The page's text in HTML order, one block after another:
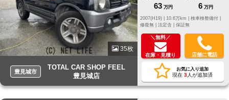
35枚
豊見城市
TOTAL CAR SHOP FEEL
豊見城店
63 万円 6 万円
修復無 | 法定含 | 保証無
＼無料／
在庫・見積り 店舗に電話
お気に入り追加
現在 3人が追加済